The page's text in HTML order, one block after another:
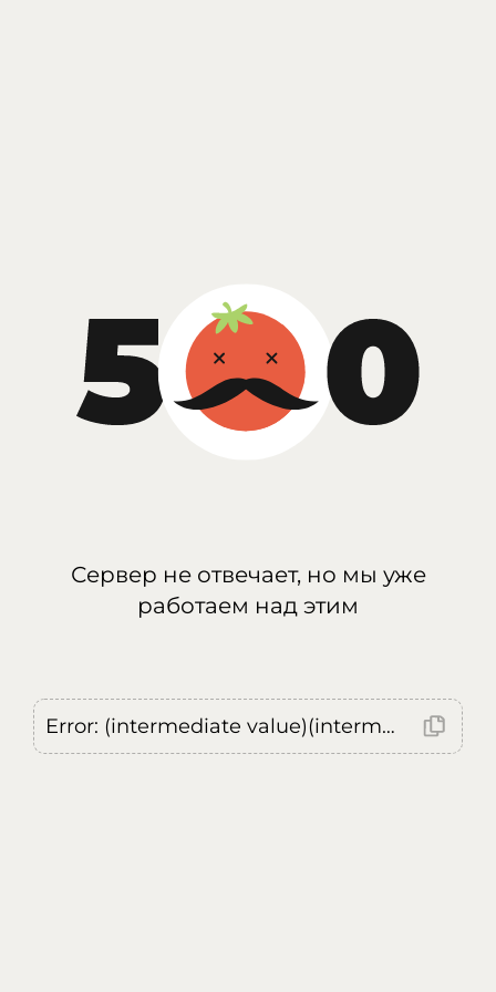
Сервер не отвечает, но мы уже
работаем над этим
Error: (intermediate value)(intermediate value)(intermediate value).replaceAll is not a function